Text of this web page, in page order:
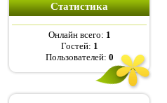
Статистика
Онлайн всего: 1
Гостей: 1
Пользователей: 0